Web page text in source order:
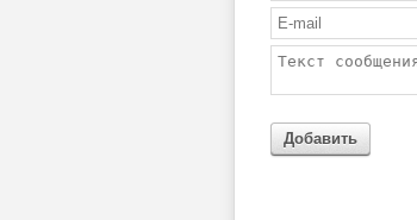
Добавить